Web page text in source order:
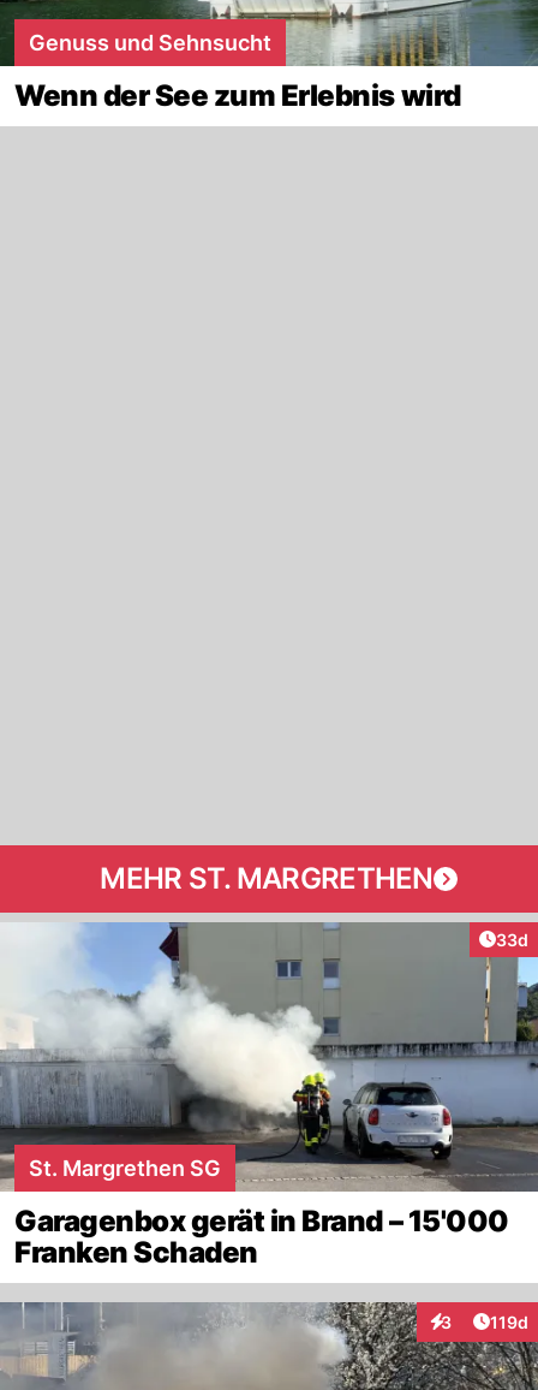
Genuss und Sehnsucht
Wenn der See zum Erlebnis wird
MEHR ST. MARGRETHEN
33d
St. Margrethen SG
Garagenbox gerät in Brand – 15'000
Franken Schaden
3
Interaktionen
119d